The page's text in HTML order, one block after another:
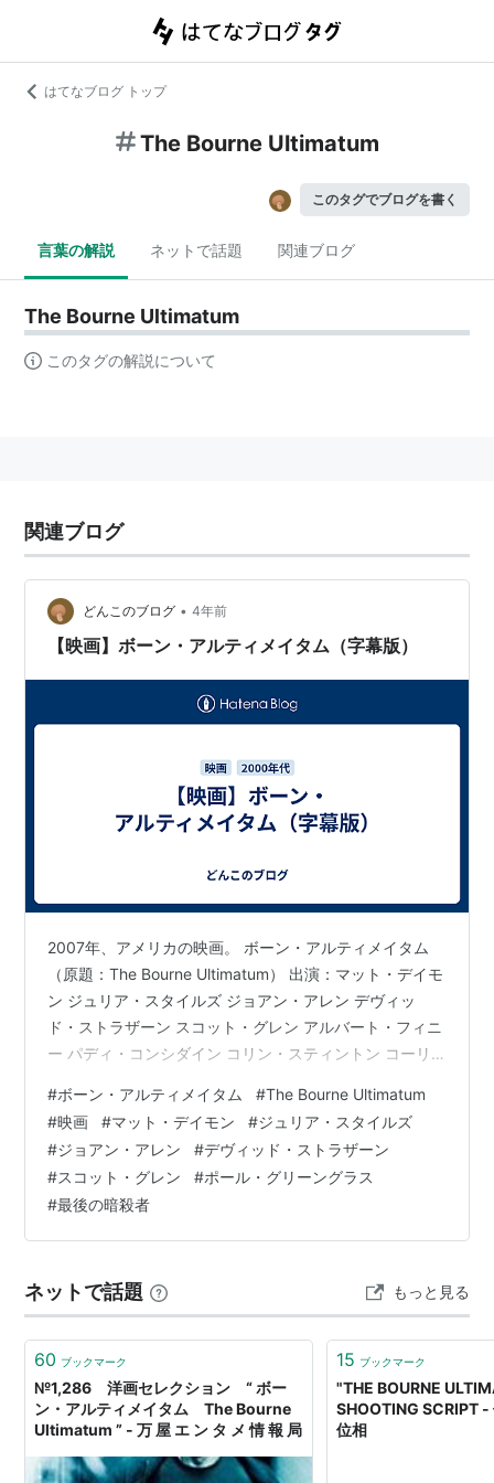
はてなブログ トップ
The Bourne Ultimatum
このタグでブログを書く
言葉の解説 ネットで話題 関連ブログ
The Bourne Ultimatum
このタグの解説について
関連ブログ
どんこのブログ • 4年前
【映画】ボーン・アルティメイタム（字幕版）
2007年、アメリカの映画。 ボーン・アルティメイタム
（原題：The Bourne Ultimatum） 出演：マット・デイモ
ン ジュリア・スタイルズ ジョアン・アレン デヴィッ
ド・ストラザーン スコット・グレン アルバート・フィニ
ー パディ・コンシダイン コリン・スティントン コーリ
ダニエル・ブリュール ほか 監督：ポール・グリーングラ
ス 原案：トニー・ギルロイ 原作：『最後の暗殺者』ロバ
ート・ラドラム youtu.be ボーンシリーズ三作目。 ジェ
ットコースターで、視界が揺れるあの感覚を思い出す。
donko7bu.hatenablog…
#ボーン・アルティメイタム #The Bourne Ultimatum
#映画 #マット・デイモン #ジュリア・スタイルズ
#ジョアン・アレン #デヴィッド・ストラザーン
#スコット・グレン #ポール・グリーングラス
#最後の暗殺者
ネットで話題 もっと見る
60 ブックマーク
№1,286 洋画セレクション “ ボー
ン・アルティメイタム The Bourne
Ultimatum ” - 万 屋 エ ン タ メ 情 報 局
15 ブックマーク
"THE BOURNE
SHOOTING SCRIPT
位相